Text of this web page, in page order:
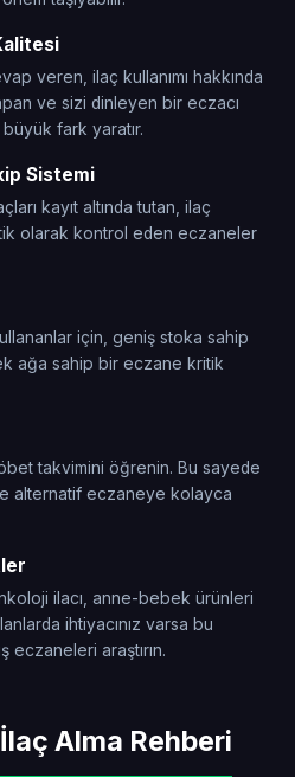
veren, ilaç kullanımı hakkında
ve sizi dinleyen bir eczacı
fark yaratır.
Sistemi
kayıt altında tutan, ilaç
olarak kontrol eden eczaneler
için, geniş stoka sahip
ağa sahip bir eczane kritik
takvimini öğrenin. Bu sayede
alternatif eczaneye kolayca
ilacı, anne-bebek ürünleri
ihtiyacınız varsa bu
eczaneleri araştırın.
Alma Rehberi